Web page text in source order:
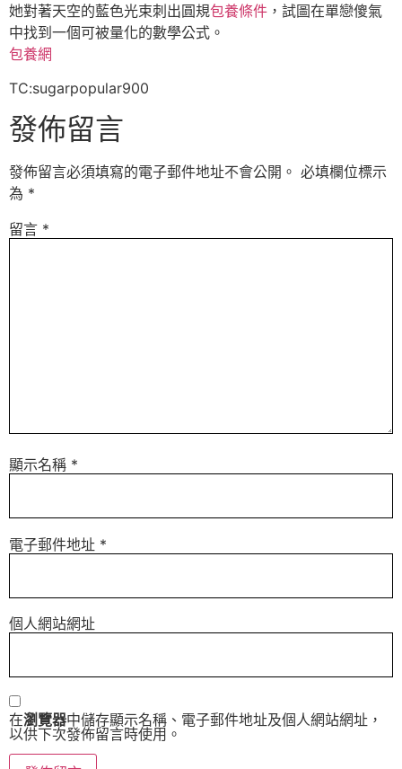
她對著天空的藍色光束刺出圓規包養條件 ，試圖在單戀傻氣
中找到一個可被量化的數學公式。
包養網
TC:sugarpopular900
發佈留言
發佈留言必須填寫的電子郵件地址不會公開。 必填欄位標示
為 *
留言 *
顯示名稱 *
電子郵件地址 *
個人網站網址
在瀏覽器中儲存顯示名稱、電子郵件地址及個人網站網址，
以供下次發佈留言時使用。